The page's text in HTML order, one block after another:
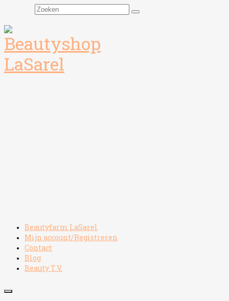
Zoeken
Beautyfarm LaSarel
Mijn account/Registreren
Contact
Blog
Beauty T.V.